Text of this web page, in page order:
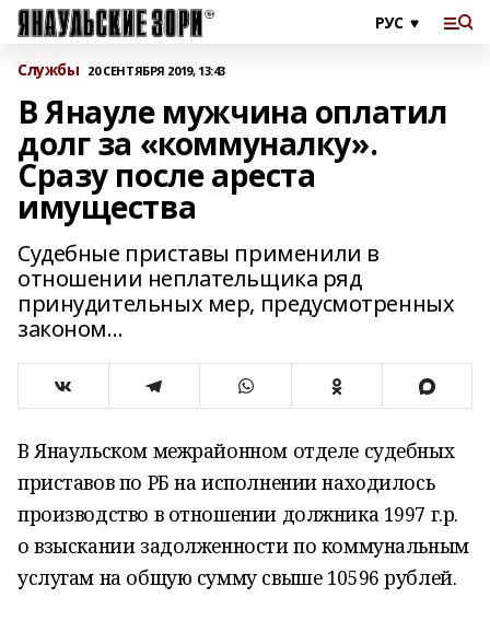
Службы 20 СЕНТЯБРЯ 2019, 13:43
В Янауле мужчина оплатил
долг за «коммуналку».
Сразу после ареста
имущества
Судебные приставы применили в
отношении неплательщика ряд
принудительных мер, предусмотренных
законом…
В Янаульском межрайонном отделе судебных
приставов по РБ на исполнении находилось
производство в отношении должника 1997 г.р.
о взыскании задолженности по коммунальным
услугам на общую сумму свыше 10596 рублей.